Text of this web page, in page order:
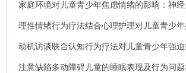
家庭环境对儿童青少年焦虑情绪的影响：神
理性情绪行为疗法结合心理护理对儿童青少
的影响.
动机访谈联合认知行为疗法对儿童青少年强
注意缺陷多动障碍儿童的睡眠表现及行为问